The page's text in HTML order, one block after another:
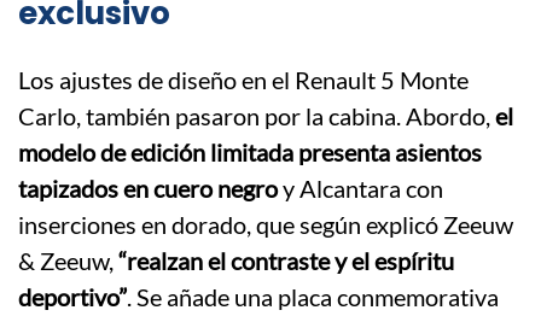
exclusivo
Los ajustes de diseño en el Renault 5 Monte
Carlo, también pasaron por la cabina. Abordo,el
modelo de edición limitada presenta asientos
tapizados en cuero negroy Alcantara con
inserciones en dorado, que según explicó Zeeuw
& Zeeuw,“realzan el contraste y el espíritu
deportivo”. Se añade una placa conmemorativa